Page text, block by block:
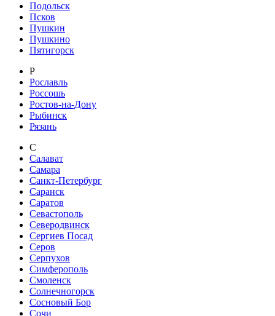
Подольск
Псков
Пушкин
Пушкино
Пятигорск
Р
Рославль
Россошь
Ростов-на-Дону
Рыбинск
Рязань
С
Салават
Самара
Санкт-Петербург
Саранск
Саратов
Севастополь
Северодвинск
Сергиев Посад
Серов
Серпухов
Симферополь
Смоленск
Солнечногорск
Сосновый Бор
Сочи